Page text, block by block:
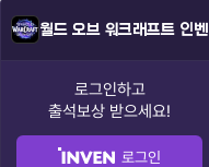
월드 오브 워크래프트 인벤
로그인하고
출석보상 받으세요!
로그인